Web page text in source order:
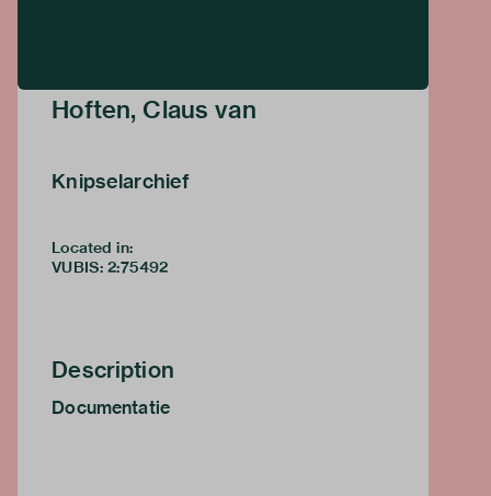
Hoften, Claus van
Knipselarchief
Located in:
VUBIS: 2:75492
Description
Documentatie